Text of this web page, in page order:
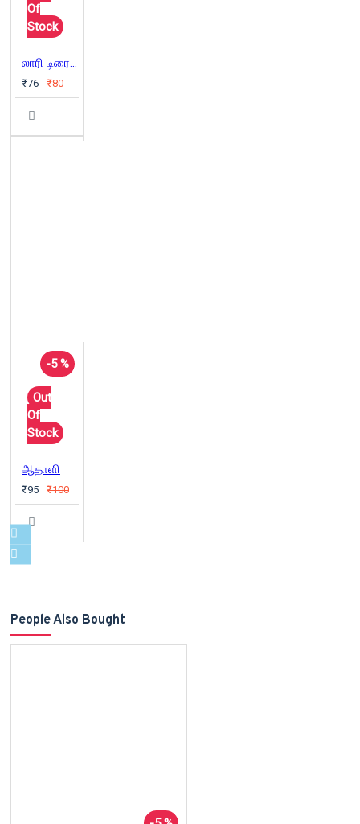
Of
Stock
லாரி டிரைவரின் கதை
₹76 ₹80
-5 %
Out
Of
Stock
ஆதாளி
₹95 ₹100
People Also Bought